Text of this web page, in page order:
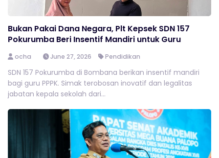
Bukan Pakai Dana Negara, Plt Kepsek SDN 157
Pokurumba Beri Insentif Mandiri untuk Guru
ocha June 27, 2026 Pendidikan
SDN 157 Pokurumba di Bombana berikan insentif mandiri
bagi guru PPPK. Simak terobosan inovatif dan legalitas
jabatan kepala sekolah dari...